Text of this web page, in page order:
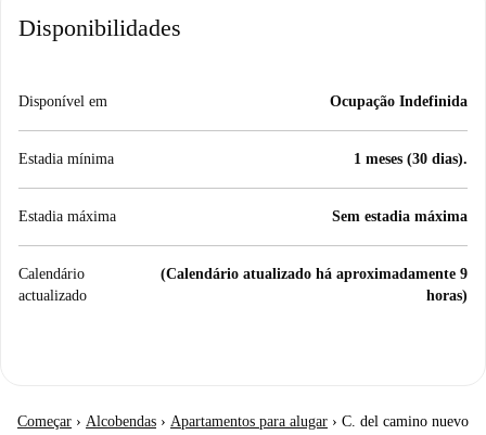
Disponibilidades
Disponível em Ocupação Indefinida
Estadia mínima 1 meses (30 dias).
Estadia máxima Sem estadia máxima
Calendário
actualizado
(Calendário atualizado há aproximadamente 9
horas)
Começar › Alcobendas › Apartamentos para alugar › C. del camino nuevo